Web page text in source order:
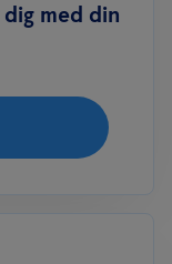
med din